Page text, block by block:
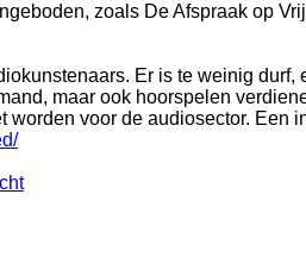
zoals De Afspraak op
Er is te weinig
maar ook hoorspelen
voor de audiosector. Een